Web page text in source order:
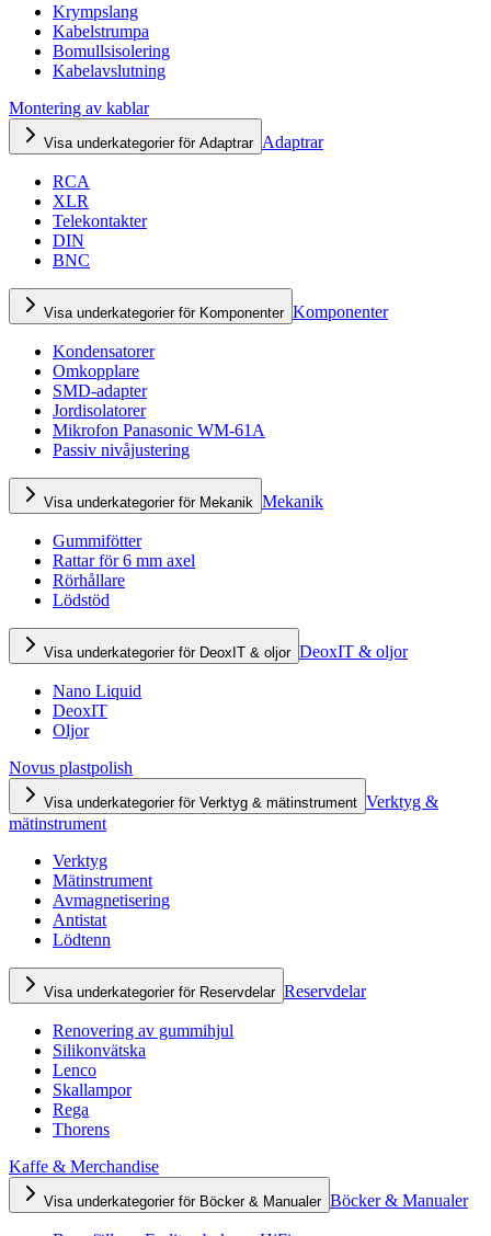
Krympslang
Kabelstrumpa
Bomullsisolering
Kabelavslutning
Montering av kablar
Visa underkategorier för Adaptrar Adaptrar
RCA
XLR
Telekontakter
DIN
BNC
Visa underkategorier för Komponenter Komponenter
Kondensatorer
Omkopplare
SMD-adapter
Jordisolatorer
Mikrofon Panasonic WM-61A
Passiv nivåjustering
Visa underkategorier för Mekanik Mekanik
Gummifötter
Rattar för 6 mm axel
Rörhållare
Lödstöd
Visa underkategorier för DeoxIT & oljor DeoxIT & oljor
Nano Liquid
DeoxIT
Oljor
Novus plastpolish
Visa underkategorier för Verktyg & mätinstrument Verktyg &
mätinstrument
Verktyg
Mätinstrument
Avmagnetisering
Antistat
Lödtenn
Visa underkategorier för Reservdelar Reservdelar
Renovering av gummihjul
Silikonvätska
Lenco
Skallampor
Rega
Thorens
Kaffe & Merchandise
Visa underkategorier för Böcker & Manualer Böcker & Manualer